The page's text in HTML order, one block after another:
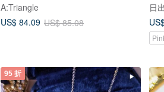
A:Triangle
US$ 84.09 US$ 85.08
日
95 折